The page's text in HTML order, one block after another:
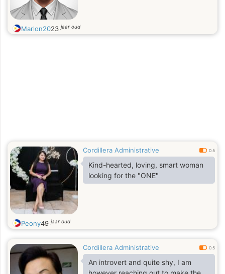
Marlon2023jaar oud
Cordillera Administrative 0.5
Kind-hearted, loving, smart woman
looking for the "ONE"
Peony49jaar oud
Cordillera Administrative 0.5
An introvert and quite shy, I am